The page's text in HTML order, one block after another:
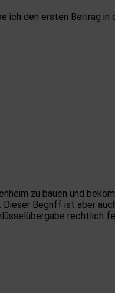
ich den ersten Beitrag in
zu bauen und
. Dieser Begriff ist aber
rechtlich